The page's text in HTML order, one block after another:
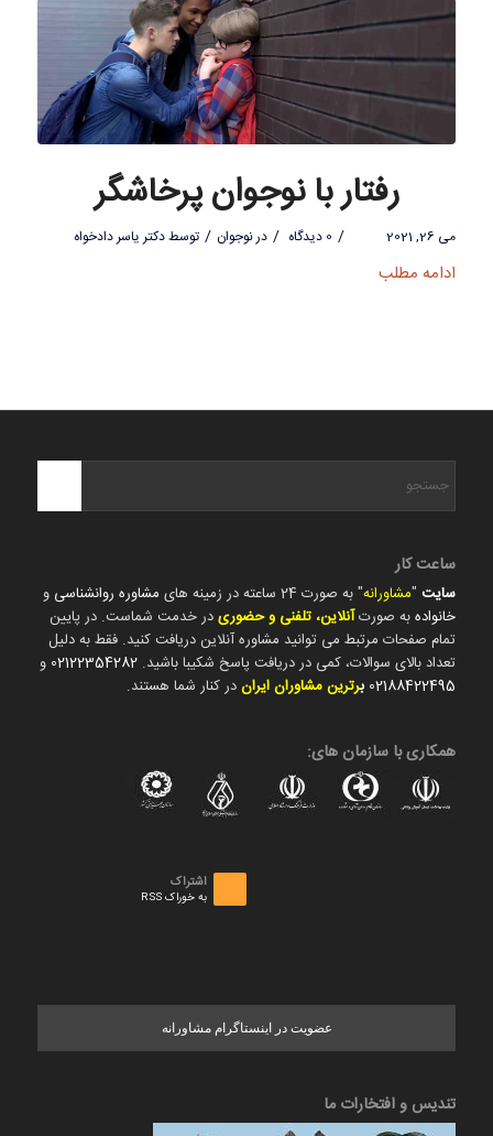
رفتار با نوجوان پرخاشگر
می 26, 2021 / 0 دیدگاه / درنوجوان / توسطدکتر یاسر دادخواه
ادامه مطلب
ساعت کار
سایت"مشاورانه" به صورت 24 ساعته در زمینه های مشاوره روانشناسی و
خانوادهبه صورتآنلاین، تلفنی و حضوریدر خدمت شماست. در پایین
تمام صفحات مرتبط می توانید مشاوره آنلاین دریافت کنید. فقط به دلیل
تعداد بالای سوالات، کمی در دریافت پاسخ شکیبا باشید. 02122354282 و
02188422495 برترین مشاوران ایراندر کنار شما هستند.
همکاری با سازمان های:
اشتراک
به خوراک RSS
عضویت در اینستاگرام مشاورانه
تندیس و افتخارات ما